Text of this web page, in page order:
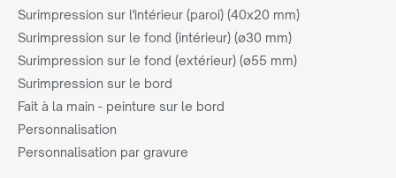
Surimpression sur l'intérieur (paroi) (40x20 mm)
Surimpression sur le fond (intérieur) (ø30 mm)
Surimpression sur le fond (extérieur) (ø55 mm)
Surimpression sur le bord
Fait à la main - peinture sur le bord
Personnalisation
Personnalisation par gravure